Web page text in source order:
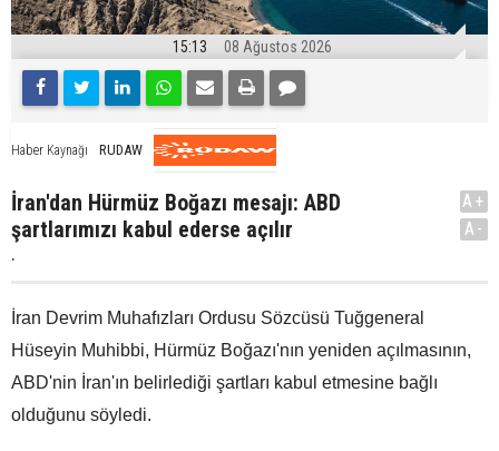
15:13 08 Ağustos 2026
Haber Kaynağı RUDAW
İran'dan Hürmüz Boğazı mesajı: ABD
şartlarımızı kabul ederse açılır
.
A+
A-
İran Devrim Muhafızları Ordusu Sözcüsü Tuğgeneral
Hüseyin Muhibbi, Hürmüz Boğazı'nın yeniden açılmasının,
ABD'nin İran'ın belirlediği şartları kabul etmesine bağlı
olduğunu söyledi.